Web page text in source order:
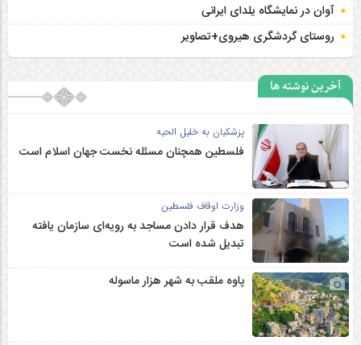
آوان در نمایشگاه یلدای ایرانی
روستای گردشگری هیروی+تصاویر
آخرین نوشته ها
پزشکیان به خلیل الحیه
فلسطین همچنان مسئله نخست جهان اسلام است
وزارت اوقاف فلسطین
هدف قرار دادن مساجد به رویه‌ای سازمان‌ یافته
تبدیل شده است
پاوه ملقب به شهر هزار ماسوله